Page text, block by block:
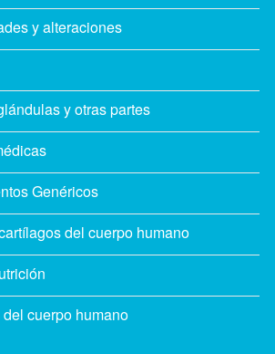
y alteraciones
y otras partes
Genéricos
del cuerpo humano
cuerpo humano